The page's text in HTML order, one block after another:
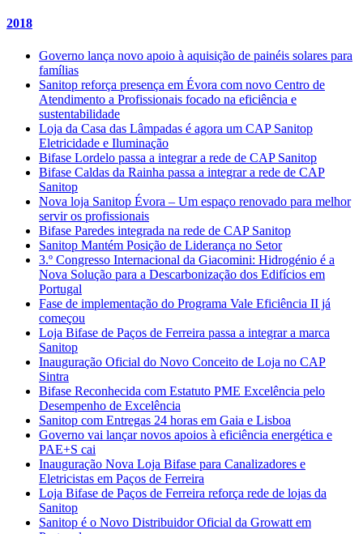
2018
Governo lança novo apoio à aquisição de painéis solares para
famílias
Sanitop reforça presença em Évora com novo Centro de
Atendimento a Profissionais focado na eficiência e
sustentabilidade
Loja da Casa das Lâmpadas é agora um CAP Sanitop
Eletricidade e Iluminação
Bifase Lordelo passa a integrar a rede de CAP Sanitop
Bifase Caldas da Rainha passa a integrar a rede de CAP
Sanitop
Nova loja Sanitop Évora – Um espaço renovado para melhor
servir os profissionais
Bifase Paredes integrada na rede de CAP Sanitop
Sanitop Mantém Posição de Liderança no Setor
3.º Congresso Internacional da Giacomini: Hidrogénio é a
Nova Solução para a Descarbonização dos Edifícios em
Portugal
Fase de implementação do Programa Vale Eficiência II já
começou
Loja Bifase de Paços de Ferreira passa a integrar a marca
Sanitop
Inauguração Oficial do Novo Conceito de Loja no CAP
Sintra
Bifase Reconhecida com Estatuto PME Excelência pelo
Desempenho de Excelência
Sanitop com Entregas 24 horas em Gaia e Lisboa
Governo vai lançar novos apoios à eficiência energética e
PAE+S cai
Inauguração Nova Loja Bifase para Canalizadores e
Eletricistas em Paços de Ferreira
Loja Bifase de Paços de Ferreira reforça rede de lojas da
Sanitop
Sanitop é o Novo Distribuidor Oficial da Growatt em